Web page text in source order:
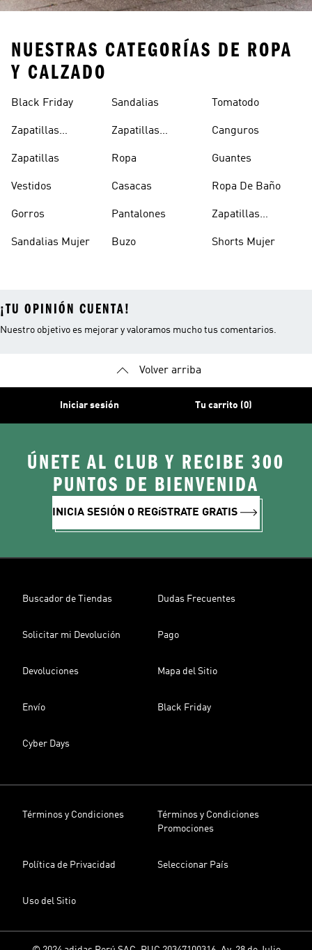
NUESTRAS CATEGORÍAS DE ROPA
Y CALZADO
Black Friday
Zapatillas
Zapatillas
Vestidos
Gorros
Sandalias Mujer
Sandalias
Zapatillas
Ropa
Casacas
Pantalones
Buzo
Tomatodo
Canguros
Guantes
Ropa De Baño
Zapatillas
Shorts Mujer
¡TU OPINIÓN CUENTA!
Nuestro objetivo es mejorar y valoramos mucho tus comentarios.
Volver arriba
Iniciar sesión Tu carrito (0)
ÚNETE AL CLUB Y RECIBE 300
PUNTOS DE BIENVENIDA
INICIA SESIÓN O REGíSTRATE GRATIS
Buscador de Tiendas Dudas Frecuentes
Solicitar mi Devolución Pago
Devoluciones Mapa del Sitio
Envío Black Friday
Cyber Days
Términos y Condiciones
Términos y Condiciones
Promociones
Política de Privacidad Seleccionar País
Uso del Sitio